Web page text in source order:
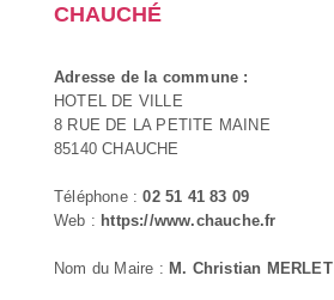
CHAUCHÉ
Adresse de la commune :
HOTEL DE VILLE
8 RUE DE LA PETITE MAINE
85140 CHAUCHE
Téléphone :02 51 41 83 09
Web : https://www.chauche.fr
Nom du Maire : M. Christian MERLET